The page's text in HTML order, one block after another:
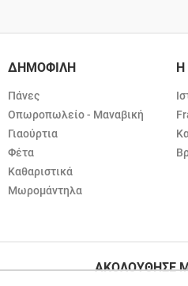
ΔΗΜΟΦΙΛΗ
Πάνες
Οπωροπωλείο - Μαναβική
Γιαούρτια
Φέτα
Καθαριστικά
Μωρομάντηλα
Η
ΑΚΟΛΟΥΘΗΣΕ